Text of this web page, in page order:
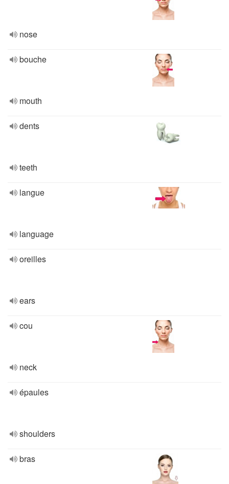
nose
bouche
mouth
dents
teeth
langue
language
oreilles
ears
cou
neck
épaules
shoulders
bras